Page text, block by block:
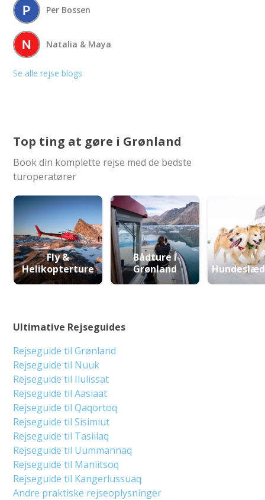
Per Bossen
Natalia & Maya
Se alle rejse blogs
Top ting at gøre i Grønland
Book din komplette rejse med de bedste
turoperatører
Fly &
Helikopterture
Bådture i
Grønland
Ultimative Rejseguides
Rejseguide til Grønland
Rejseguide til Nuuk
Rejseguide til Ilulissat
Rejseguide til Aasiaat
Rejseguide til Qaqortoq
Rejseguide til Sisimiut
Rejseguide til Tasiilaq
Rejseguide til Uummannaq
Rejseguide til Maniitsoq
Rejseguide til Kangerlussuaq
Andre praktiske rejseoplysninger